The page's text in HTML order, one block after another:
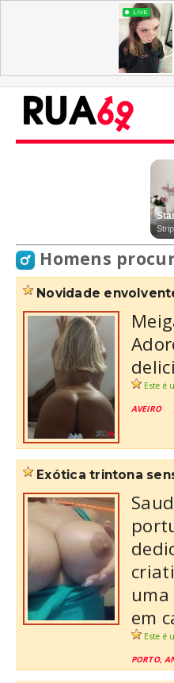
Homens
novidade
Este é
AVEIRO
exótica trintona
em
Este é
PORTO,